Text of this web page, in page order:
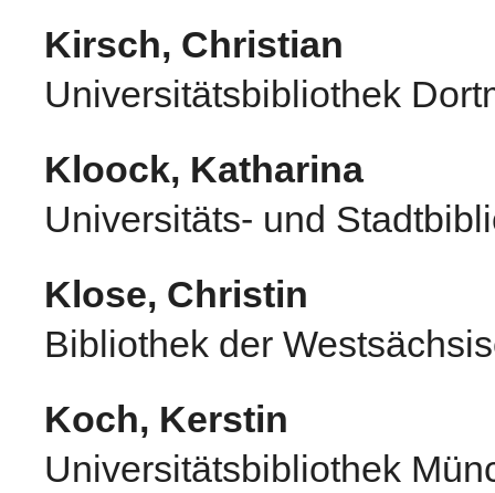
Kirsch, Christian
Universitätsbibliothek
Kloock, Katharina
Universitäts- und
Klose, Christin
Bibliothek der
Koch, Kerstin
Universitätsbibliothek